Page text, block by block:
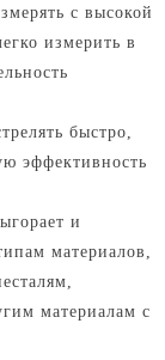
с высокой
измерить в
быстро,
эффективность
и
материалов,
материалам с